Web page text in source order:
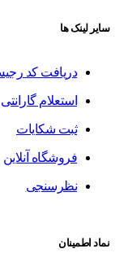
سایر لینک ها
دریافت کد
استعلام گارانتی
ثبت شکایات
فروشگاه آنلاین
نظرسنجی
نماد اطمینان